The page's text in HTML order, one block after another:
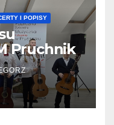
I POPISY
Pruchnik